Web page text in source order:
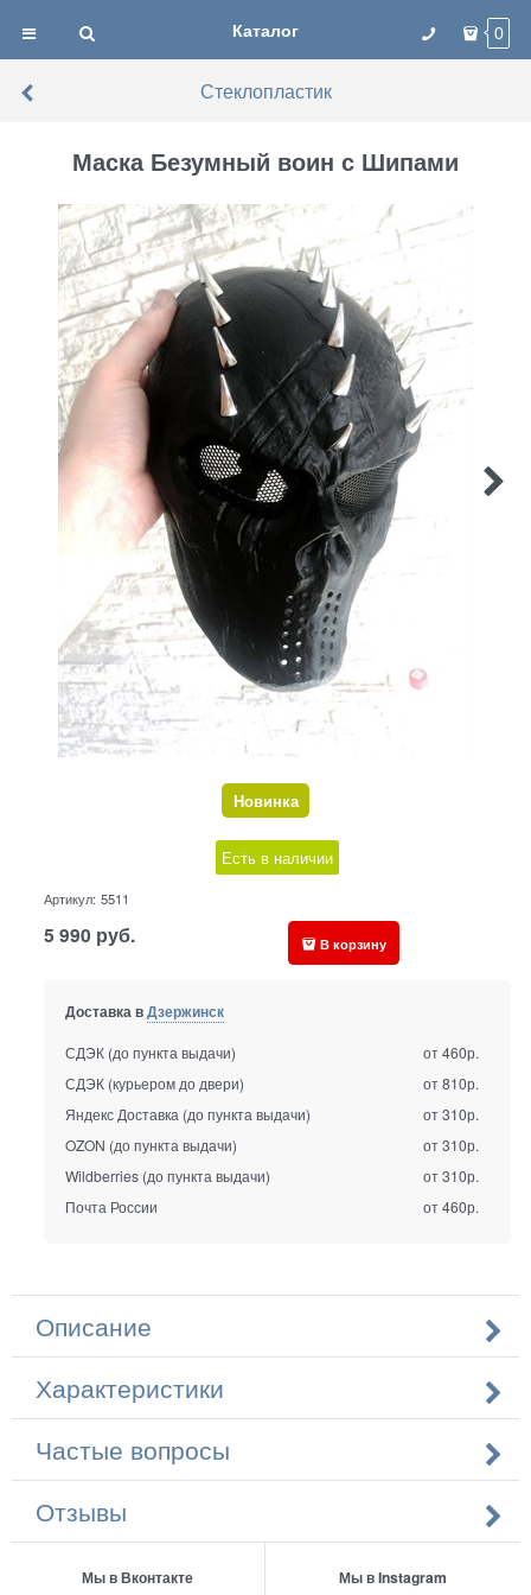
Каталог 0
Стеклопластик
Маска Безумный воин с Шипами
Новинка
Есть в наличии
Артикул: 5511
5 990 руб. В корзину
Доставка вДзержинск
СДЭК (до пункта выдачи)
от 460р.
СДЭК (курьером до двери)
от 810р.
Яндекс Доставка (до пункта выдачи)
от 310р.
OZON (до пункта выдачи)
от 310р.
Wildberries (до пункта выдачи)
от 310р.
Почта России
от 460р.
Описание
Характеристики
Частые вопросы
Отзывы
Мы в Вконтакте Мы в Instagram